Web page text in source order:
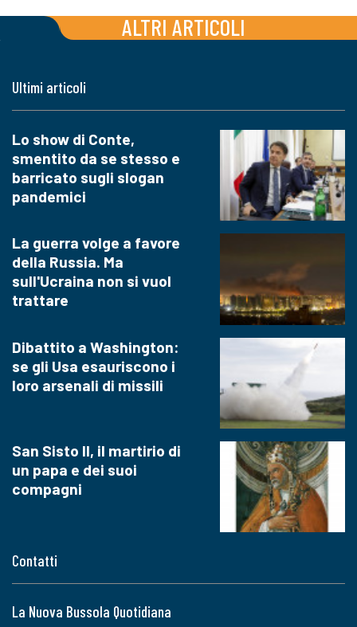
ALTRI ARTICOLI
Contatti
La Nuova Bussola Quotidiana
Ultimi articoli
Lo show di Conte,
smentito da se stesso e
barricato sugli slogan
pandemici
La guerra volge a favore
della Russia. Ma
sull'Ucraina non si vuol
trattare
Dibattito a Washington:
se gli Usa esauriscono i
loro arsenali di missili
San Sisto II, il martirio di
un papa e dei suoi
compagni